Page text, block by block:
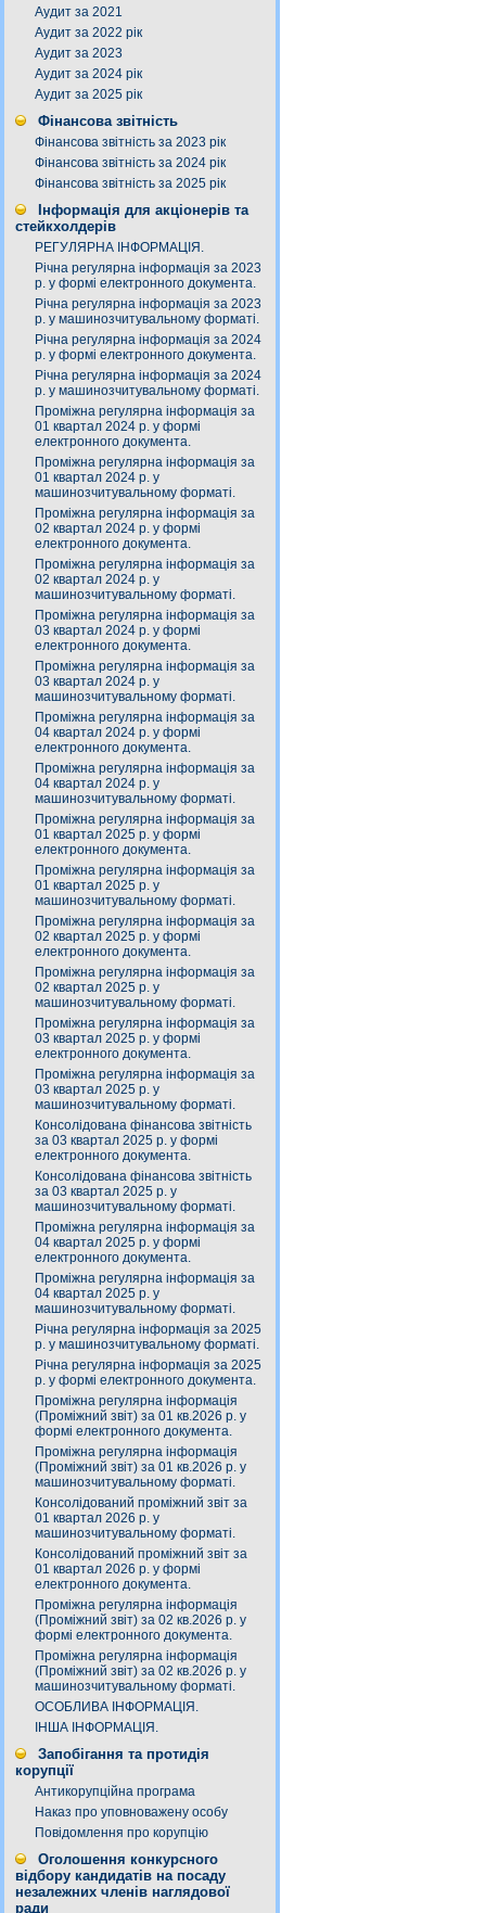
Аудит за 2021
Аудит за 2022 рік
Аудит за 2023
Аудит за 2024 рік
Аудит за 2025 рік
Фінансова звітність
Фінансова звітність за 2023 рік
Фінансова звітність за 2024 рік
Фінансова звітність за 2025 рік
Інформація для акціонерів та
стейкхолдерів
РЕГУЛЯРНА ІНФОРМАЦІЯ.
Річна регулярна інформація за 2023
р. у формі електронного документа.
Річна регулярна інформація за 2023
р. у машинозчитувальному форматі.
Річна регулярна інформація за 2024
р. у формі електронного документа.
Річна регулярна інформація за 2024
р. у машинозчитувальному форматі.
Проміжна регулярна інформація за
01 квартал 2024 р. у формі
електронного документа.
Проміжна регулярна інформація за
01 квартал 2024 р. у
машинозчитувальному форматі.
Проміжна регулярна інформація за
02 квартал 2024 р. у формі
електронного документа.
Проміжна регулярна інформація за
02 квартал 2024 р. у
машинозчитувальному форматі.
Проміжна регулярна інформація за
03 квартал 2024 р. у формі
електронного документа.
Проміжна регулярна інформація за
03 квартал 2024 р. у
машинозчитувальному форматі.
Проміжна регулярна інформація за
04 квартал 2024 р. у формі
електронного документа.
Проміжна регулярна інформація за
04 квартал 2024 р. у
машинозчитувальному форматі.
Проміжна регулярна інформація за
01 квартал 2025 р. у формі
електронного документа.
Проміжна регулярна інформація за
01 квартал 2025 р. у
машинозчитувальному форматі.
Проміжна регулярна інформація за
02 квартал 2025 р. у формі
електронного документа.
Проміжна регулярна інформація за
02 квартал 2025 р. у
машинозчитувальному форматі.
Проміжна регулярна інформація за
03 квартал 2025 р. у формі
електронного документа.
Проміжна регулярна інформація за
03 квартал 2025 р. у
машинозчитувальному форматі.
Консолідована фінансова звітність
за 03 квартал 2025 р. у формі
електронного документа.
Консолідована фінансова звітність
за 03 квартал 2025 р. у
машинозчитувальному форматі.
Проміжна регулярна інформація за
04 квартал 2025 р. у формі
електронного документа.
Проміжна регулярна інформація за
04 квартал 2025 р. у
машинозчитувальному форматі.
Річна регулярна інформація за 2025
р. у машинозчитувальному форматі.
Річна регулярна інформація за 2025
р. у формі електронного документа.
Проміжна регулярна інформація
(Проміжний звіт) за 01 кв.2026 р. у
формі електронного документа.
Проміжна регулярна інформація
(Проміжний звіт) за 01 кв.2026 р. у
машинозчитувальному форматі.
Консолідований проміжний звіт за
01 квартал 2026 р. у
машинозчитувальному форматі.
Консолідований проміжний звіт за
01 квартал 2026 р. у формі
електронного документа.
Проміжна регулярна інформація
(Проміжний звіт) за 02 кв.2026 р. у
формі електронного документа.
Проміжна регулярна інформація
(Проміжний звіт) за 02 кв.2026 р. у
машинозчитувальному форматі.
ОСОБЛИВА ІНФОРМАЦІЯ.
ІНША ІНФОРМАЦІЯ.
Запобігання та протидія
корупції
Антикорупційна програма
Наказ про уповноважену особу
Повідомлення про корупцію
Оголошення конкурсного
відбору кандидатів на посаду
незалежних членів наглядової
ради